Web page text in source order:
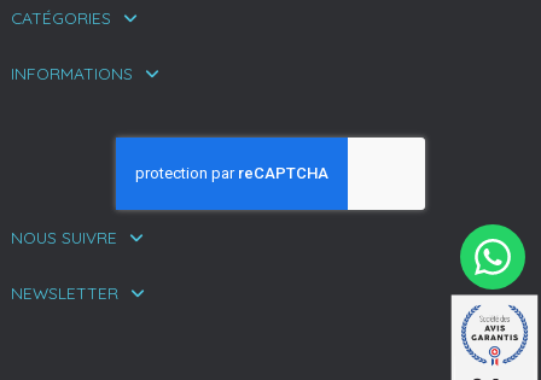
CATÉGORIES
INFORMATIONS
NOUS SUIVRE
NEWSLETTER